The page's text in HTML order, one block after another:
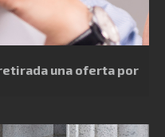
una oferta por